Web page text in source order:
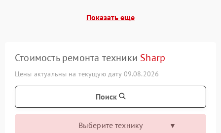
Показать еще
Стоимость ремонта техники Sharp
Цены актуальны на текущую дату 09.08.2026
Поиск
Выберите технику